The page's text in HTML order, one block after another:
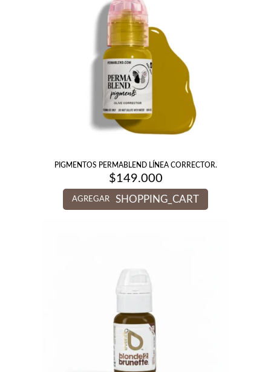
PIGMENTOS PERMABLEND LÍNEA CORRECTOR.
$149.000
AGREGAR SHOPPING_CART